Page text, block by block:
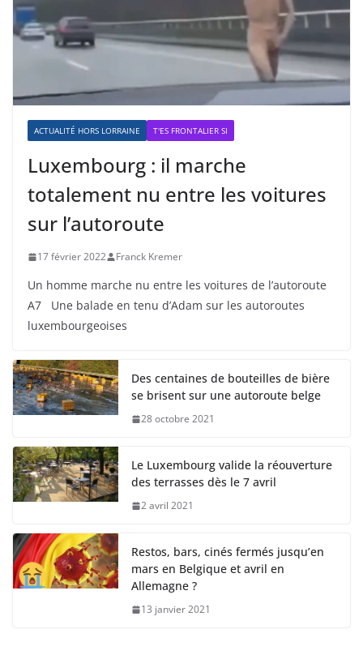
ACTUALITÉ HORS LORRAINE T'ES FRONTALIER SI
Luxembourg : il marche
totalement nu entre les voitures
sur l’autoroute
17 février 2022 Franck Kremer
Un homme marche nu entre les voitures de l’autoroute
A7 Une balade en tenu d’Adam sur les autoroutes
luxembourgeoises
Des centaines de bouteilles de bière
se brisent sur une autoroute belge
28 octobre 2021
Le Luxembourg valide la réouverture
des terrasses dès le 7 avril
2 avril 2021
Restos, bars, cinés fermés jusqu’en
mars en Belgique et avril en
Allemagne ?
13 janvier 2021